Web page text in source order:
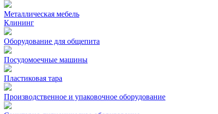
Металлическая мебель
Клининг
Оборудование для общепита
Посудомоечные машины
Пластиковая тара
Производственное и упаковочное оборудование